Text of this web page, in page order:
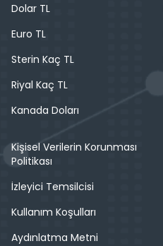
Dolar TL
Euro TL
Sterin Kaç TL
Riyal Kaç TL
Kanada Doları
Kişisel Verilerin Korunması
Politikası
İzleyici Temsilcisi
Kullanım Koşulları
Aydınlatma Metni